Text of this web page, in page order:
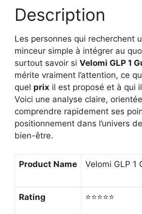
Description
Les personnes qui recherchent
minceur simple à intégrer au
surtout savoir si Velomi GLP 1
mérite vraiment l’attention, ce
quel prix il est proposé et à qui il
Voici une analyse claire,
comprendre rapidement ses
positionnement dans l’univers
bien-être.
Product Name Velomi GLP 1
Rating ⭐⭐⭐⭐⭐